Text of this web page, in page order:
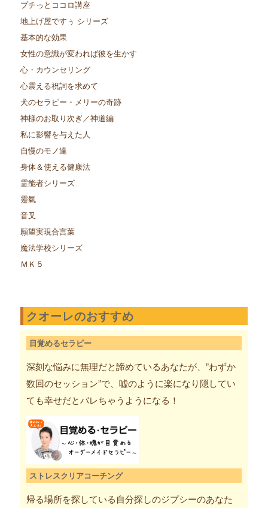
プチっとココロ講座
地上げ屋ですぅ シリーズ
基本的な効果
女性の意識が変われば彼を生かす
心・カウンセリング
心震える祝詞を求めて
犬のセラピー・メリーの奇跡
神様のお取り次ぎ／神道編
私に影響を与えた人
自慢のモノ達
身体＆使える健康法
霊能者シリーズ
靈氣
音叉
願望実現合言葉
魔法学校シリーズ
ＭＫ５
クオーレのおすすめ
目覚めるセラピー
深刻な悩みに無理だと諦めているあなたが、”わずか
数回のセッション”で、嘘のように楽になり隠してい
ても幸せだとバレちゃうようになる！
ストレスクリアコーチング
帰る場所を探している自分探しのジプシーのあなた